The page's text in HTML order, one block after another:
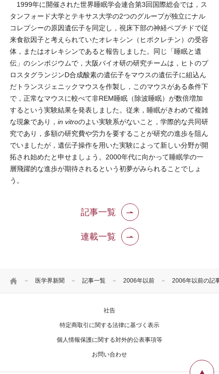
HOME 医学界新聞 記事一覧 2006年以前 2006年以前の記
1999年に開催された世界睡眠学会連合第3回国際総会では，ス
タンフォード大学とテキサス大学の2つのグループが独立にナル
コレプシーの原因遺伝子を同定し，視床下部の神経ペプチドで従
来食欲因子と考えられていたオレキシン（ヒポクレチン）の受容
体，またはオレキシンであると報告しました。同じ「睡眠と遺
伝」のシンポジウムで，大阪バイオ研の研究チームは，ヒトのプ
ロスタグランジンD合成酸素の遺伝子をマウスの遺伝子に組込ん
だトランスジェニックマウスを作製し，このマウスがある条件下
で，正常なマウスに較べて非REM睡眠（除波睡眠）が数倍増加
するという実験結果を発表しました。従来，睡眠がきわめて複雑
な現象であり， in vitroのよい実験系がないこと，学際的な共同研
究であり，多額の研究費や労力を要することが研究の進歩を阻ん
でいましたが，遺伝子操作を用いた実験によって新しい分野が開
拓され始めたと申せましょう。2000年代に向かって睡眠学の一
層飛躍的な進歩が期待されるという初夢がみられることでしょ
う。
記事一覧
連載一覧
社告
特定商取引に関する法律に基づく表示
個人情報保護に関する対外的公表事項等
お問い合わせ